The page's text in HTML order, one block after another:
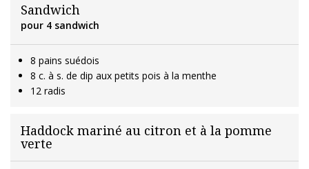
Sandwich
pour 4 sandwich
8 pains suédois
8 c. à s. de dip aux petits pois à la menthe
12 radis
Haddock mariné au citron et à la pomme
verte